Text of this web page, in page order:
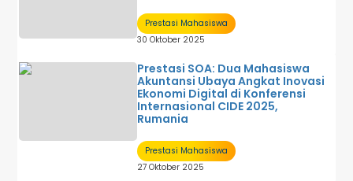
Prestasi Mahasiswa
30 Oktober 2025
Prestasi SOA: Dua Mahasiswa
Akuntansi Ubaya Angkat Inovasi
Ekonomi Digital di Konferensi
Internasional CIDE 2025,
Rumania
Prestasi Mahasiswa
27 Oktober 2025